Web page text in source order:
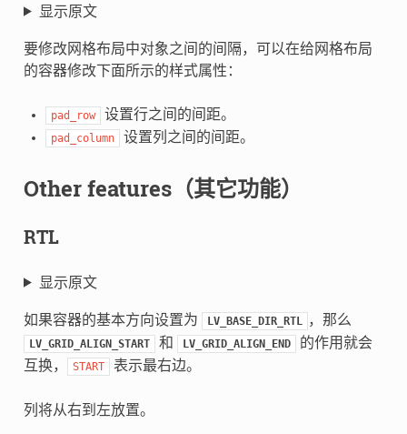
显示原文
要修改网格布局中对象之间的间隔，可以在给网格布局
的容器修改下面所示的样式属性：
pad_row 设置行之间的间距。
pad_column 设置列之间的间距。
Other features（其它功能）
RTL
显示原文
如果容器的基本方向设置为 LV_BASE_DIR_RTL ，那么
LV_GRID_ALIGN_START 和 LV_GRID_ALIGN_END
的作用就会
互换，
START 表示最右边。
列将从右到左放置。